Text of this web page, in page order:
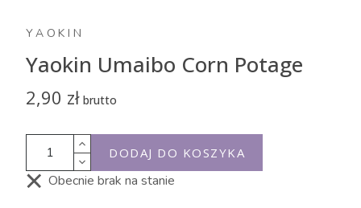
YAOKIN
Yaokin Umaibo Corn Potage
2,90 zł brutto
DODAJ DO KOSZYKA
Obecnie brak na stanie